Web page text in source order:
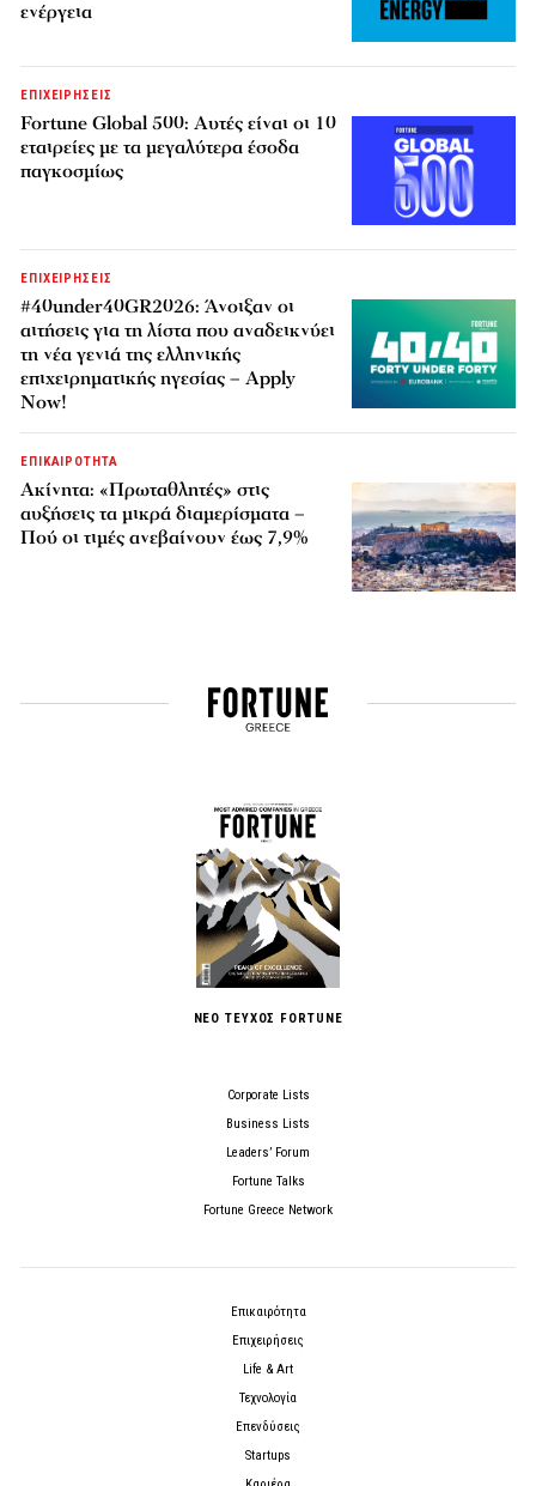
ενέργεια
ΕΠΙΧΕΙΡΗΣΕΙΣ
Fortune Global 500: Αυτές είναι οι 10
εταιρείες με τα μεγαλύτερα έσοδα
παγκοσμίως
ΕΠΙΧΕΙΡΗΣΕΙΣ
#40under40GR2026: Άνοιξαν οι
αιτήσεις για τη λίστα που αναδεικνύει
τη νέα γενιά της ελληνικής
επιχειρηματικής ηγεσίας – Apply
Now!
ΕΠΙΚΑΙΡΟΤΗΤΑ
Ακίνητα: «Πρωταθλητές» στις
αυξήσεις τα μικρά διαμερίσματα –
Πού οι τιμές ανεβαίνουν έως 7,9%
ΝΕΟ ΤΕΥΧΟΣ FORTUNE
Corporate Lists
Business Lists
Leaders’ Forum
Fortune Talks
Fortune Greece Network
Επικαιρότητα
Επιχειρήσεις
Life & Art
Τεχνολογία
Επενδύσεις
Startups